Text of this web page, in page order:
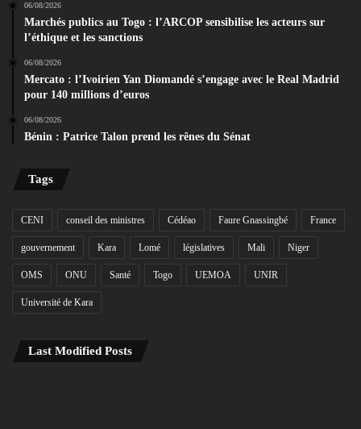
06/08/2026
Marchés publics au Togo : l’ARCOP sensibilise les acteurs sur
l’éthique et les sanctions
06/08/2026
Mercato : l’Ivoirien Yan Diomandé s’engage avec le Real Madrid
pour 140 millions d’euros
06/08/2026
Bénin : Patrice Talon prend les rênes du Sénat
Tags
CENI conseil des ministres Cédéao Faure Gnassingbé France
gouvernement Kara Lomé législatives Mali Niger
OMS ONU Santé Togo UEMOA UNIR
Université de Kara
Last Modified Posts